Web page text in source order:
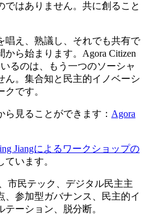
ではありません。共に創ること
唱え、熟議し、それでも共有で
ら始まります。Agora Citizen
るのは、もう一つのソーシャ
ん。集合知と民主的イノベーシ
です。
見ることができます： Agora
Jiangによるワークショップの
ています。
市民テック、デジタル民主主
参加型ガバナンス、民主的イ
ーション、脱分断。